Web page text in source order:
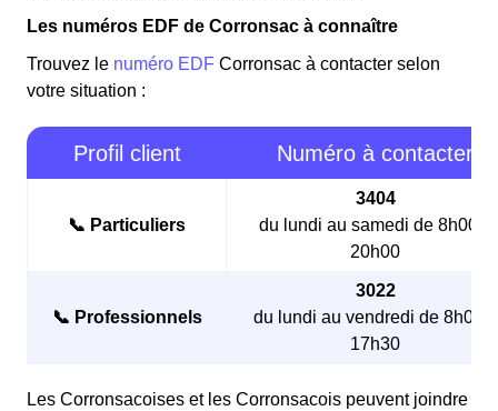
Les numéros EDF de Corronsac à connaître
Trouvez le numéro EDF Corronsac à contacter selon
votre situation :
Profil client Numéro à contacter
📞 Particuliers
3404
du lundi au samedi de 8h00 à
20h00
📞 Professionnels
3022
du lundi au vendredi de 8h00 à
17h30
Les Corronsacoises et les Corronsacois peuvent joindre